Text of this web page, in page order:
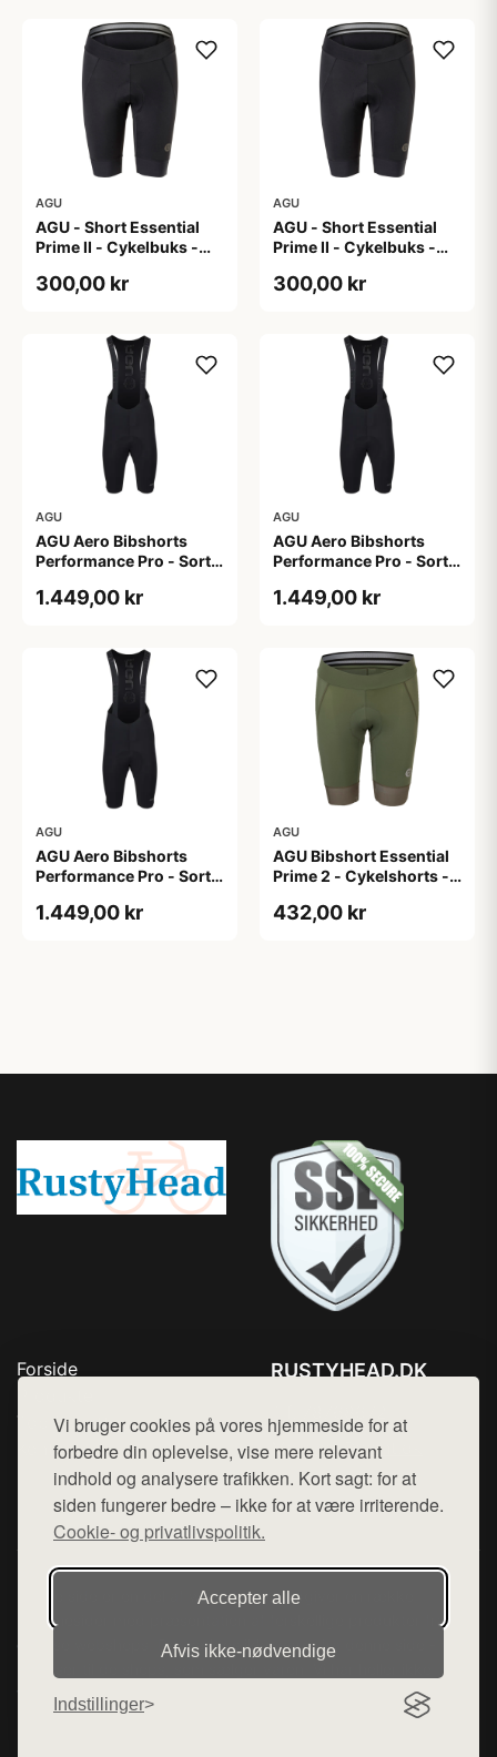
Vi bruger cookies på vores hjemmeside for at
forbedre din oplevelse, vise mere relevant
indhold og analysere trafikken. Kort sagt: for at
siden fungerer bedre – ikke for at være irriterende.
Cookie- og privatlivspolitik.
Accepter alle
Afvis ikke‑nødvendige
Indstillinger
AGU
AGU - Short Essential
Prime II - Cykelbuks -
300,00 kr
AGU
AGU - Short Essential
Prime II - Cykelbuks -
300,00 kr
AGU
AGU Aero Bibshorts
Performance Pro - Sort -
1.449,00 kr
AGU
AGU Aero Bibshorts
Performance Pro - Sort -
1.449,00 kr
AGU
AGU Aero Bibshorts
Performance Pro - Sort -
1.449,00 kr
AGU
AGU Bibshort Essential
Prime 2 - Cykelshorts -
2XL
432,00 kr
Forside
Top Rabatter
Kontakt
RUSTYHEAD.DK
Mail: hej@want.dk
Cookie- og privatlivspolitik
Denne side er en del af want.dk, der udgiver en række
hjemmesider med præsentation af forskellige produkter fra
diverse webshops. Der sælges ikke varer fra denne side - vi
varerne på lager.